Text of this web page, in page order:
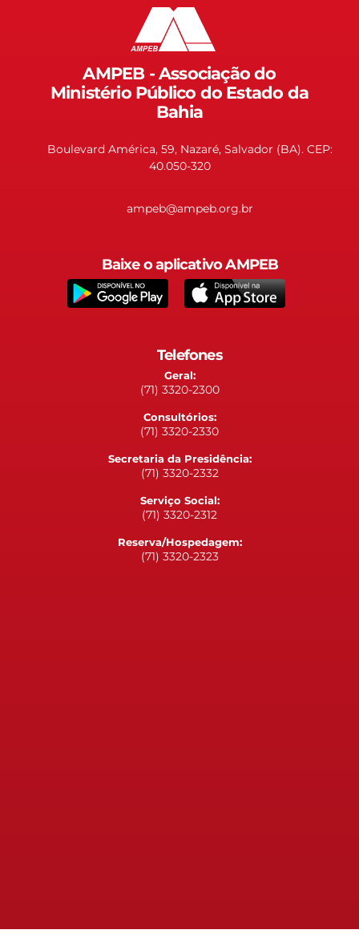
AMPEB - Associação do
Ministério Público do Estado da
Bahia
Boulevard América, 59, Nazaré, Salvador (BA). CEP:
40.050-320
ampeb@ampeb.org.br
Baixe o aplicativo AMPEB
Telefones
Geral:
(71) 3320-2300
Consultórios:
(71) 3320-2330
Secretaria da Presidência:
(71) 3320-2332
Serviço Social:
(71) 3320-2312
Reserva/Hospedagem:
(71) 3320-2323